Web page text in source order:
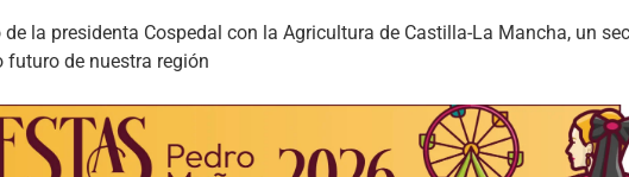
la presidenta Cospedal con la Agricultura de Castilla-La Mancha, un
de nuestra región